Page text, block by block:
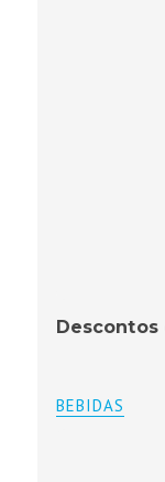
BEBIDAS